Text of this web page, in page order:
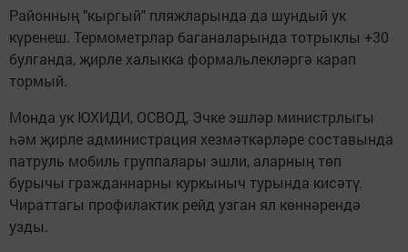
Районның "кыргый" пляжларында да шундый ук
күренеш. Термометрлар баганаларында тотрыклы +30
булганда, җирле халыкка формальлекләргә карап
тормый.
Монда ук ЮХИДИ, ОСВОД, Эчке эшләр министрлыгы
һәм җирле администрация хезмәткәрләре составында
патруль мобиль группалары эшли, аларның төп
бурычы гражданнарны куркыныч турында кисәтү.
Чираттагы профилактик рейд узган ял көннәрендә
узды.